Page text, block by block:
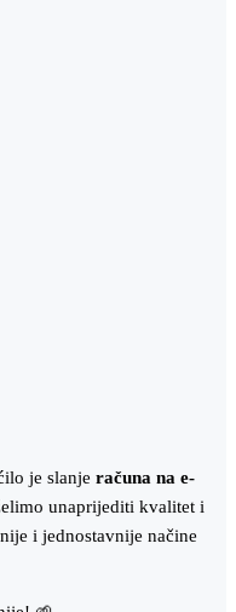
je slanje računa na e-
unaprijediti kvalitet i
i jednostavnije načine